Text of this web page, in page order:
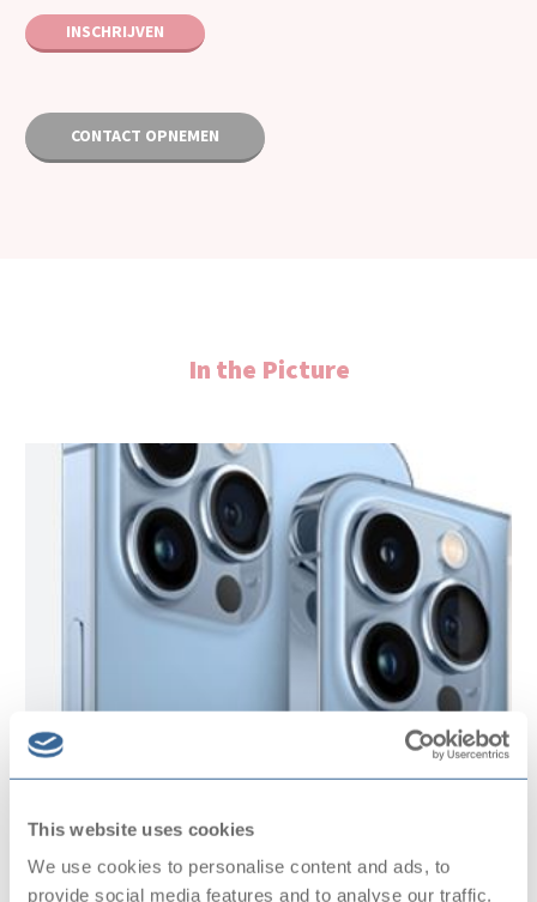
This website uses cookies
We use cookies to personalise content and ads, to
provide social media features and to analyse our traffic.
INSCHRIJVEN
CONTACT OPNEMEN
In the Picture
Smartphone Fotografie